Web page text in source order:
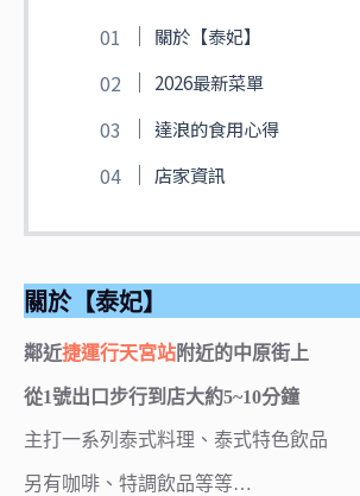
關於【泰妃】
2026最新菜單
達浪的食用心得
店家資訊
關於【泰妃】
鄰近捷運行天宮站附近的中原街上
從1號出口步行到店大約5~10分鐘
主打一系列泰式料理、泰式特色飲品
另有咖啡、特調飲品等等…